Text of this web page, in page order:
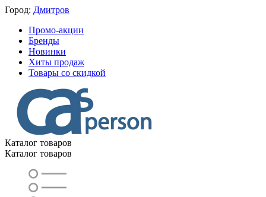
Город: Дмитров
Промо-акции
Бренды
Новинки
Хиты продаж
Товары со скидкой
Каталог товаров
Каталог товаров